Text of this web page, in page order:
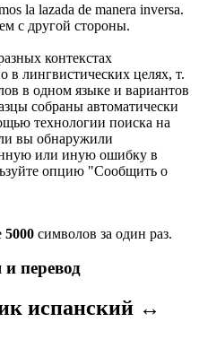
la lazada de manera inversa.
с другой стороны.
контекстах
в лингвистических целях, т.
в одном языке и вариантов
собраны автоматически
технологии поиска на
вы обнаружили
или иную ошибку в
опцию "Сообщить о
5000 символов за один раз.
перевод
испанский ↔